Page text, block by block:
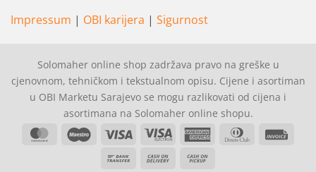
Impressum | OBI karijera | Sigurnost
Solomaher online shop zadržava pravo na greške u
cjenovnom, tehničkom i tekstualnom opisu. Cijene i asortiman
u OBI Marketu Sarajevo se mogu razlikovati od cijena i
asortimana na Solomaher online shopu.
MasterCardMaestro Visa
Visa
American Dinners
Bank
Cash